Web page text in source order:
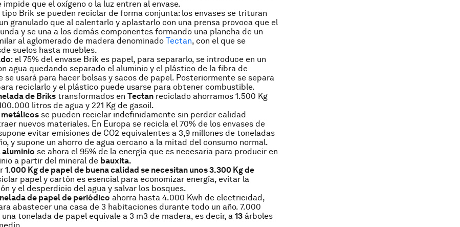
impide que el oxígeno o la luz entren al envase.
tipo Brik se pueden reciclar de forma conjunta: los envases se trituran
granulado que al calentarlo y aplastarlo con una prensa provoca que el
y se una a los demás componentes formando una plancha de un
al aglomerado de madera denominado Tectan, con el que se
suelos hasta muebles.
: el 75% del envase Brik es papel, para separarlo, se introduce en un
agua quedando separado el aluminio y el plástico de la fibra de
se usará para hacer bolsas y sacos de papel. Posteriormente se separa
reciclarlo y el plástico puede usarse para obtener combustible.
de Briks transformados en Tectan reciclado ahorramos 1.500 Kg
litros de agua y 221 Kg de gasoil.
metálicos se pueden reciclar indefinidamente sin perder calidad
nuevos materiales. En Europa se recicla el 70% de los envases de
evitar emisiones de CO2 equivalentes a 3,9 millones de toneladas
y supone un ahorro de agua cercano a la mitad del consumo normal.
aluminio se ahora el 95% de la energía que es necesaria para producir en
a partir del mineral de bauxita.
1.000 Kg de papel de buena calidad se necesitan unos 3.300 Kg de
papel y cartón es esencial para economizar energía, evitar la
y el desperdicio del agua y salvar los bosques.
de papel de periódico ahorra hasta 4.000 Kwh de electricidad,
abastecer una casa de 3 habitaciones durante todo un año. 7.000
tonelada de papel equivale a 3 m3 de madera, es decir, a 13 árboles